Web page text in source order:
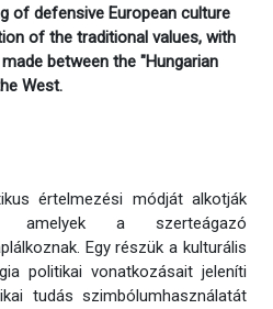
of defensive European culture
of the traditional values, with
between the "Hungarian
West.
értelmezési módját alkotják
a szerteágazó
Egy részük a kulturális
politikai vonatkozásait jeleníti
tudás szimbólumhasználatát